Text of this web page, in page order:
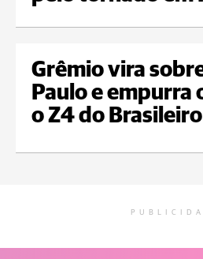
Grêmio vira
Paulo e empurra
o Z4 do Brasileiro